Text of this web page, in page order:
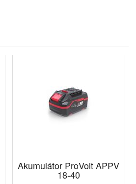
Akumulátor ProVolt APPV
18-40